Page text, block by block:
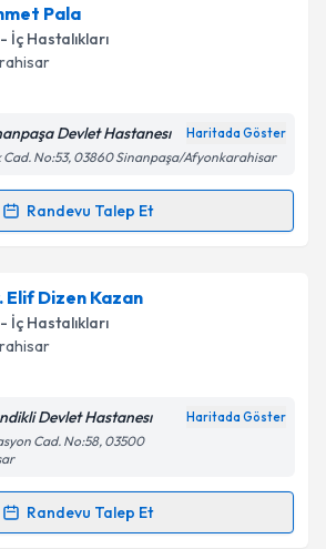
Saylam
bu uzmandan randevu almanız için bir
e-posta ile bilgilendireceğiz.
işlenmesine ilişkin
ve kişisel verilerimin belirtilen
Takvim Talebini Gönder
Pala
İç Hastalıkları
Devlet Hastanesı Haritada Göster
Cad. No:53, 03860 Sinanpaşa/Afyonkarahisar
Randevu Talep Et
Talebi
için randevu takvimi talebi
bu uzmandan randevu almanız için bir
e-posta ile bilgilendireceğiz.
işlenmesine ilişkinAydınlatma
okudum ve kişisel verilerimin belirtilen
işlenmesini kabul ediyorum.
Elif Dizen Kazan
İç Hastalıkları
Devlet Hastanesı Haritada Göster
Cad. No:58, 03500
Randevu Talep Et
Talebi